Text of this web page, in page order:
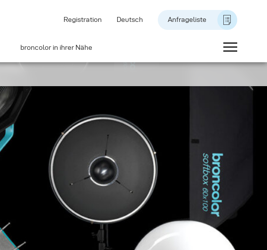
Registration Deutsch Anfrageliste
broncolor in ihrer Nähe